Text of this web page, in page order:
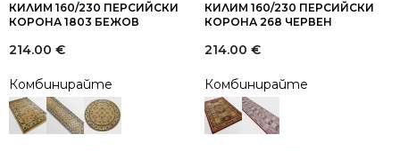
КИЛИМ 160/230 ПЕРСИЙСКИ
КОРОНА 1803 БЕЖОВ
214.00 €
Комбинирайте
КИЛИМ 160/230 ПЕРСИЙСКИ
КОРОНА 268 ЧЕРВЕН
214.00 €
Комбинирайте